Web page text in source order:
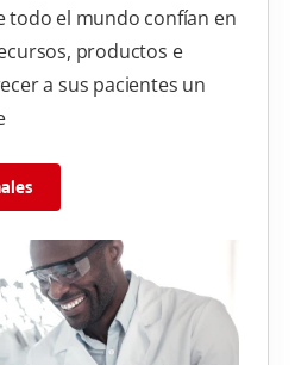
todo el mundo confían en
productos e
a sus pacientes un